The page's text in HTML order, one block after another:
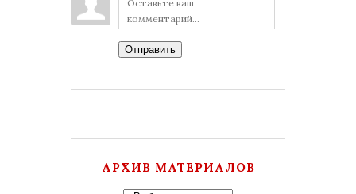
Отправить
АРХИВ МАТЕРИАЛОВ